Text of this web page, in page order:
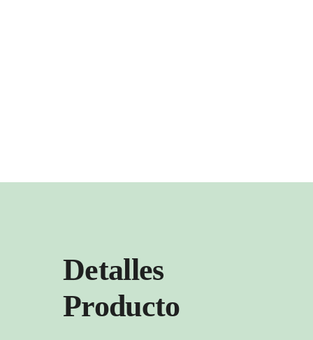
Detalles
Producto